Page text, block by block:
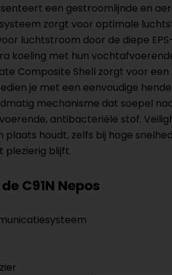
een gestroomlijnde en
zorgt voor optimale
luchtstroom door de diepe
koeling met hun
Composite Shell zorgt voor
je met een eenvoudige
mechanisme dat soepel
antibacteriële stof.
plaats houdt, zelfs bij hoge
plezierig blijft.
C91N Nepos